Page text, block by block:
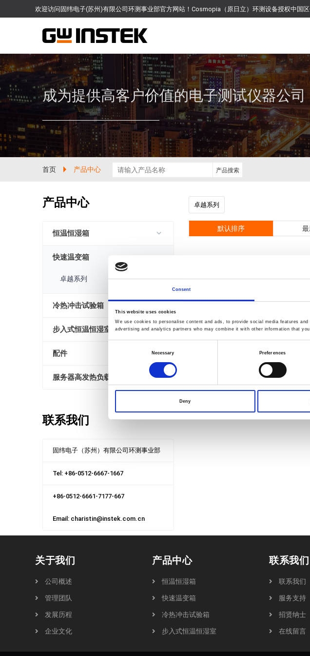
Consent
This website uses cookies
We use cookies to personalise content and ads, to provide social media features
advertising and analytics partners who may combine it with other information that
Necessary Preferences
Deny
欢迎访问固纬电子(苏州)有限公司环测事业部官方网站！Cosmopia（原日立）环测设备授权中国区
成为提供高客户价值的电子测试仪器公司
首页 产品中心
卓越系列
默认排序
产品中心
恒温恒湿箱
快速温变箱
卓越系列
冷热冲击试验箱
步入式恒温恒湿室
配件
服务器高发热负载解决方案
联系我们
固纬电子（苏州）有限公司环测事业部
Tel: +86-0512-6667-1667
+86-0512-6661-7177-667
Email: charistin@instek.com.cn
关于我们
公司概述
管理团队
发展历程
企业文化
产品中心
恒温恒湿箱
快速温变箱
冷热冲击试验箱
步入式恒温恒湿室
联系我们
联系我们
服务支持
招贤纳士
在线留言